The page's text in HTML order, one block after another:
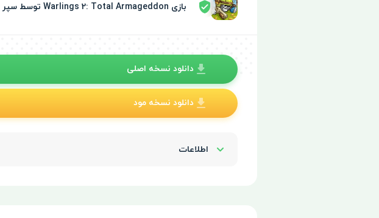
بازی Warlings 2: Total Armageddon توسط سپر امنیتی تایید شده
دانلود نسخه اصلی
دانلود نسخه مود
اطلاعات